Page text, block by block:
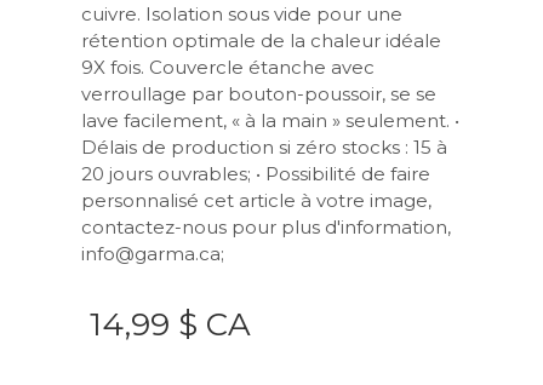
cuivre. Isolation sous vide pour une
rétention optimale de la chaleur idéale
9X fois. Couvercle étanche avec
verroullage par bouton-poussoir, se se
lave facilement, « à la main » seulement. •
Délais de production si zéro stocks : 15 à
20 jours ouvrables; • Possibilité de faire
personnalisé cet article à votre image,
contactez-nous pour plus d'information,
info@garma.ca;
14,99 $ CA